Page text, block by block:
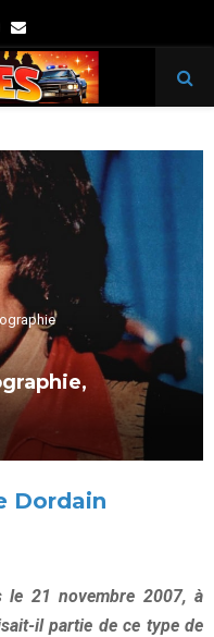
Email
Dordain
le 21 novembre 2007, à
il partie de ce type de